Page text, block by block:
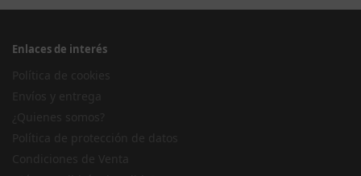
Enlaces de interés